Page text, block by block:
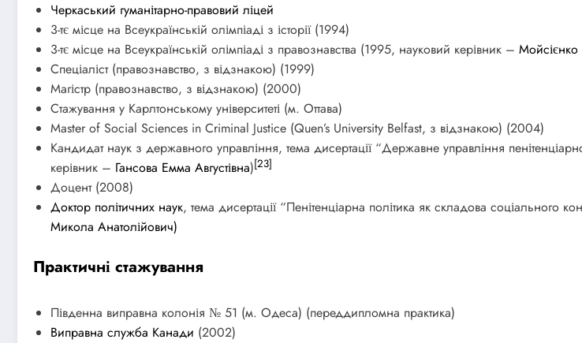
Черкаський гуманітарно-правовий ліцей
3-тє місце на Всеукраїнській олімпіаді з історії (1994)
3-тє місце на Всеукраїнській олімпіаді з правознавства (1995, науковий керівник –
Спеціаліст (правознавство, з відзнакою) (1999)
Магістр (правознавство, з відзнакою) (2000)
Стажування у Карлтонському університеті (м. Оттава)
Master of Social Sciences in Criminal Justice (Quen’s University Belfast, з відзнакою) (2004)
Кандидат наук з державного управління, тема дисертації “Державне управління
керівник – Гансова Емма Августівна)[23]
Доцент (2008)
Доктор політичних наук, тема дисертації “Пенітенціарна політика як складова соціального
Микола Анатолійович)
Практичні стажування
Південна виправна колонія № 51 (м. Одеса) (переддипломна практика)
Виправна служба Канади (2002)